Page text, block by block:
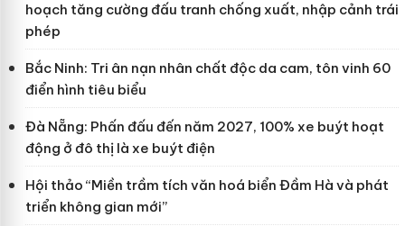
hoạch tăng cường đấu tranh chống xuất, nhập cảnh trái
phép
Bắc Ninh: Tri ân nạn nhân chất độc da cam, tôn vinh 60
điển hình tiêu biểu
Đà Nẵng: Phấn đấu đến năm 2027, 100% xe buýt hoạt
động ở đô thị là xe buýt điện
Hội thảo “Miền trầm tích văn hoá biển Đầm Hà và phát
triển không gian mới”